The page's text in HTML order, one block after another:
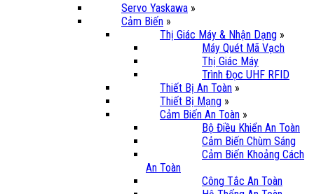
Servo Yaskawa »
Cảm Biến »
Thị Giác Máy & Nhận Dạng »
Máy Quét Mã Vạch
Thị Giác Máy
Trình Đọc UHF RFID
Thiết Bị An Toàn »
Thiết Bị Mạng »
Cảm Biến An Toàn »
Bộ Điều Khiển An Toàn
Cảm Biến Chùm Sáng
Cảm Biến Khoảng Cách
An Toàn
Công Tắc An Toàn